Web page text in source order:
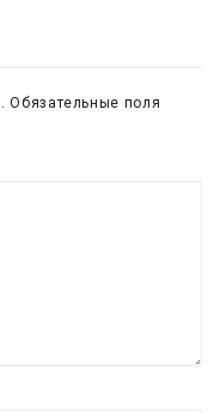
Обязательные поля